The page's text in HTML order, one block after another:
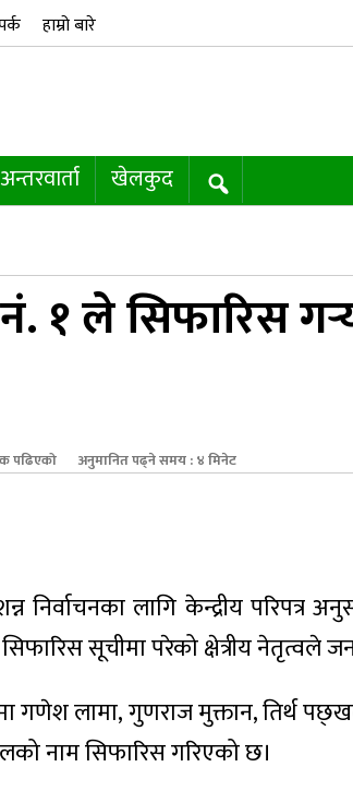
हाम्रो बारे
अन्तरवार्ता खेलकुद
१ ले सिफारिस
पढिएको अनुमानित पढ्ने समय : ४ मिनेट
निर्वाचनका लागि केन्द्रीय परिपत्र
सूचीमा परेको क्षेत्रीय नेतृत्वले
गणेश लामा, गुणराज मुक्तान, तिर्थ
नाम सिफारिस गरिएको छ।